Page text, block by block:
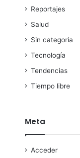
Reportajes
Salud
Sin categoría
Tecnología
Tendencias
Tiempo libre
Meta
Acceder